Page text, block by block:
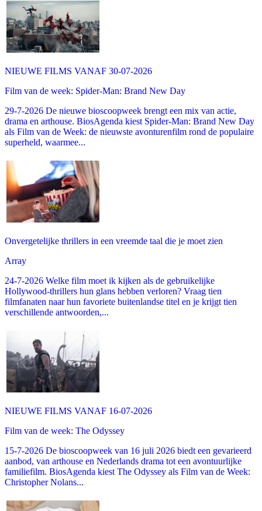
NIEUWE FILMS VANAF 30-07-2026
Film van de week: Spider-Man: Brand New Day
29-7-2026 De nieuwe bioscoopweek brengt een mix van actie,
drama en arthouse. BiosAgenda kiest Spider-Man: Brand New Day
als Film van de Week: de nieuwste avonturenfilm rond de populaire
superheld, waarmee...
Onvergetelijke thrillers in een vreemde taal die je moet zien
Array
24-7-2026 Welke film moet ik kijken als de gebruikelijke
Hollywood-thrillers hun glans hebben verloren? Vraag tien
filmfanaten naar hun favoriete buitenlandse titel en je krijgt tien
verschillende antwoorden,...
NIEUWE FILMS VANAF 16-07-2026
Film van de week: The Odyssey
15-7-2026 De bioscoopweek van 16 juli 2026 biedt een gevarieerd
aanbod, van arthouse en Nederlands drama tot een avontuurlijke
familiefilm. BiosAgenda kiest The Odyssey als Film van de Week:
Christopher Nolans...